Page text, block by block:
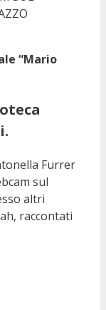
“Mario
Furrer
sul
altri
raccontati